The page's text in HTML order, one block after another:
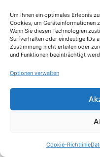
Um Ihnen ein optimales Erlebnis
Cookies, um Geräteinformationen
Wenn Sie diesen Technologien
Surfverhalten oder eindeutige IDs
Zustimmung nicht erteilen oder
und Funktionen beeinträchtigt
Optionen verwalten
Cookie-Richtlinie
© All rights reserved - CEval